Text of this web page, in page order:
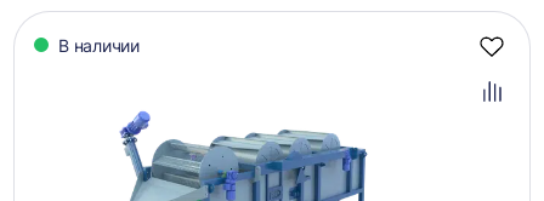
В наличии